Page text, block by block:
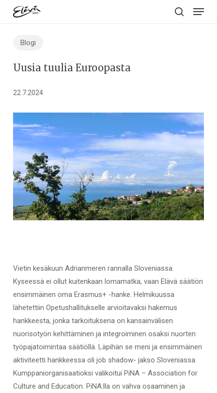
content
Menu
Blogi
Uusia tuulia Euroopasta
22.7.2024
Vietin kesäkuun Adrianmeren rannalla Sloveniassa.
Kyseessä ei ollut kuitenkaan lomamatka, vaan Elävä säätiön
ensimmäinen oma Erasmus+ -hanke. Helmikuussa
lähetettiin Opetushallitukselle arvioitavaksi hakemus
hankkeesta, jonka tarkoituksena on kansainvälisen
nuorisotyön kehittäminen ja integroiminen osaksi nuorten
työpajatoimintaa säätiöllä. Läpihän se meni ja ensimmäinen
aktiviteetti hankkeessa oli job shadow- jakso Sloveniassa.
Kumppaniorganisaatioksi valikoitui PiNA – Association for
Culture and Education. PiNA:lla on vahva osaaminen ja